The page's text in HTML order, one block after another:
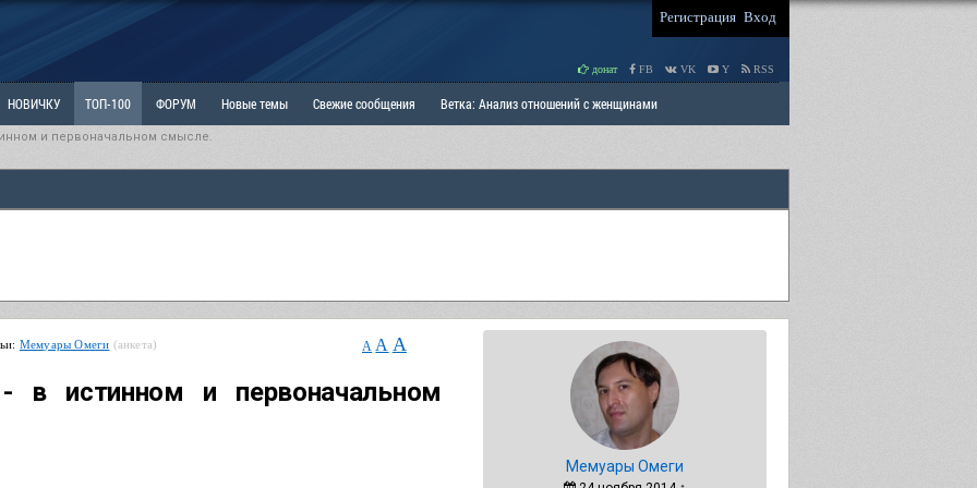
Регистрация Вход
донат FB VK Y RSS
НОВИЧКУ ТОП-100 ФОРУМ Новые темы Свежие сообщения Ветка: Анализ отношений с женщинами
Наболевшее. Выскажись!
и первоначальном смысле.
Мемуары Омеги (анкета) A A A
в истинном и первоначальном
Мемуары Омеги